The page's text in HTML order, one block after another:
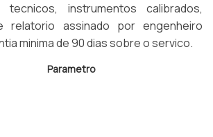
instrumentos calibrados,
relatorio assinado por engenheiro
minima de 90 dias sobre o servico.
Parametro